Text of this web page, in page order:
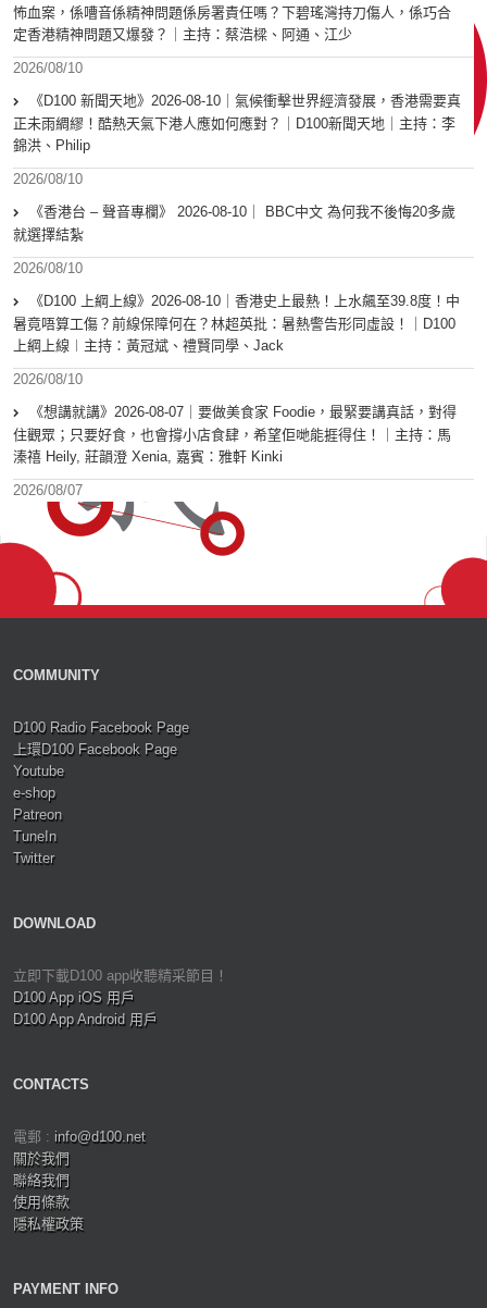
怖血案，係嘈音係精神問題係房署責任嗎？下碧瑤灣持刀傷人，係巧合
定香港精神問題又爆發？｜主持：蔡浩樑、阿通、江少
2026/08/10
《D100 新聞天地》2026-08-10｜氣候衝擊世界經濟發展，香港需要真
正未雨綢繆！酷熱天氣下港人應如何應對？｜D100新聞天地｜主持：李
錦洪、Philip
2026/08/10
《香港台 – 聲音專欄》 2026-08-10｜ BBC中文 為何我不後悔20多歲
就選擇結紮
2026/08/10
《D100 上綱上線》2026-08-10｜香港史上最熱！上水飆至39.8度！中
暑竟唔算工傷？前線保障何在？林超英批：暑熱警告形同虛設！｜D100
上綱上線︱主持：黃冠斌、禮賢同學、Jack
2026/08/10
《想講就講》2026-08-07｜要做美食家 Foodie，最緊要講真話，對得
住觀眾；只要好食，也會撐小店食肆，希望佢哋能捱得住！｜主持：馬
溱禧 Heily, 莊韻澄 Xenia, 嘉賓：雅軒 Kinki
2026/08/07
COMMUNITY
D100 Radio Facebook Page
上環D100 Facebook Page
Youtube
e-shop
Patreon
TuneIn
Twitter
DOWNLOAD
立即下載D100 app收聽精采節目！
D100 App iOS 用戶
D100 App Android 用戶
CONTACTS
電郵 : info@d100.net
關於我們
聯絡我們
使用條款
隱私權政策
PAYMENT INFO